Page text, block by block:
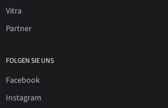
Vitra
Partner
FOLGEN SIE UNS
Facebook
Instagram